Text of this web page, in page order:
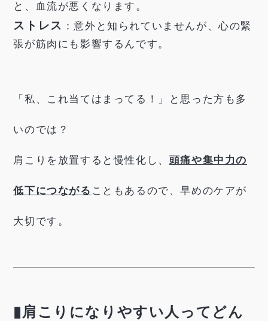
と、血流が悪くなります。
ストレス ：意外と知られていませんが、心の緊
張が筋肉にも影響するんです。
「私、これ当てはまってる！」と思った方も多
いのでは？
肩こりを放置すると慢性化し、 頭痛や集中力の
低下につながる こともあるので、早めのケアが
大切です。
▮肩こりになりやすい人ってどん